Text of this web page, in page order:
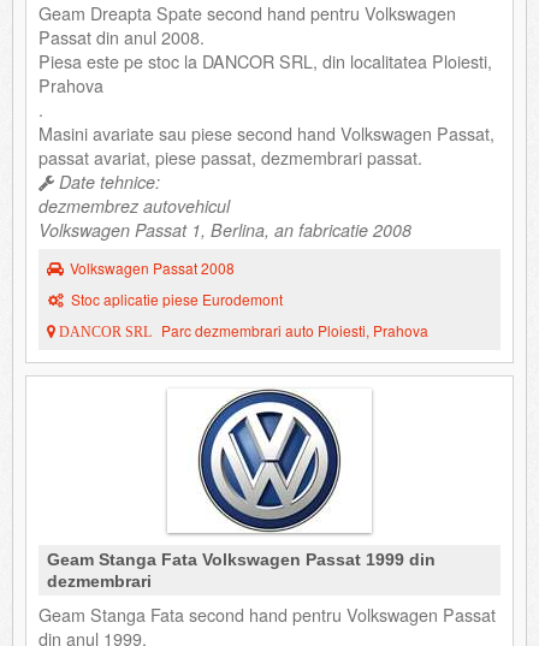
Geam Dreapta Spate second hand pentru Volkswagen
Passat din anul 2008.
Piesa este pe stoc la DANCOR SRL, din localitatea Ploiesti,
Prahova
.
Masini avariate sau piese second hand Volkswagen Passat,
passat avariat, piese passat, dezmembrari passat.
Date tehnice:
dezmembrez autovehicul
Volkswagen Passat 1, Berlina, an fabricatie 2008
Volkswagen Passat 2008
Stoc aplicatie piese Eurodemont
DANCOR SRL Parc dezmembrari auto Ploiesti, Prahova
Geam Stanga Fata Volkswagen Passat 1999 din
dezmembrari
Geam Stanga Fata second hand pentru Volkswagen Passat
din anul 1999.